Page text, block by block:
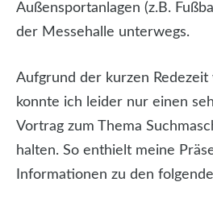
Außensportanlagen (z.B.
der Messehalle unterwegs.
Aufgrund der kurzen
konnte ich leider nur einen
Vortrag zum Thema
halten. So enthielt meine
Informationen zu den